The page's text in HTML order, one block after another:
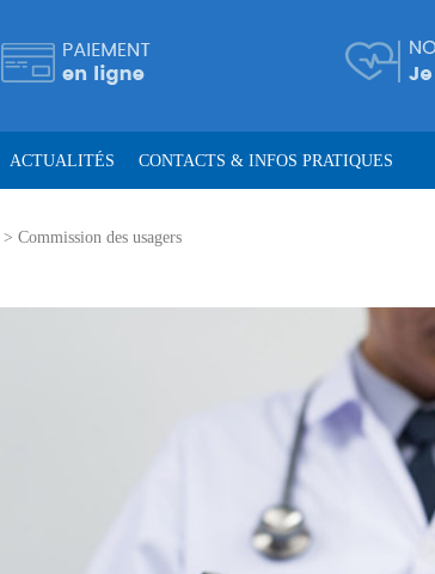
ACTUALITÉS CONTACTS & INFOS PRATIQUES
> Commission des usagers